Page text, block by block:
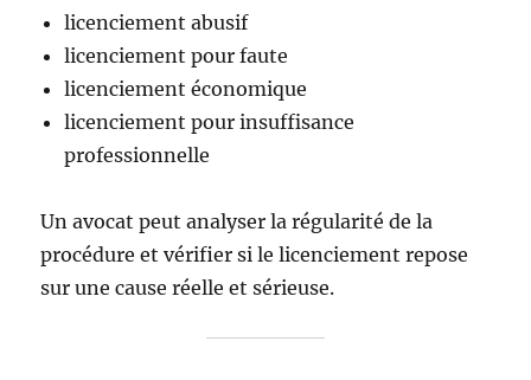
licenciement abusif
licenciement pour faute
licenciement économique
licenciement pour insuffisance
professionnelle
Un avocat peut analyser la régularité de la
procédure et vérifier si le licenciement repose
sur une cause réelle et sérieuse.